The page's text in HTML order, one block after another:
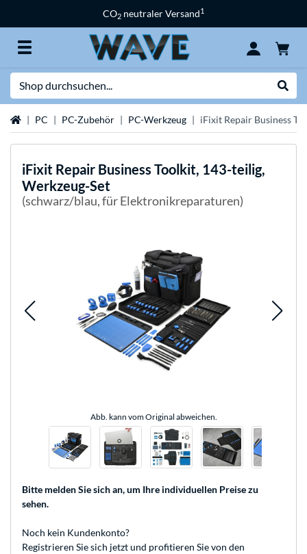
CO2 neutraler Versand1
Startseite
PC PC-Zubehör PC-Werkzeug iFixit Repair Business
iFixit Repair Business Toolkit, 143-teilig,
Werkzeug-Set
(schwarz/blau, für Elektronikreparaturen)
Abb. kann vom Original abweichen.
Bitte melden Sie sich an, um Ihre individuellen Preise zu
sehen.
Noch kein Kundenkonto?
Registrieren Sie sich jetzt und profitieren Sie von den